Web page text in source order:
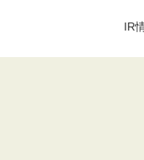
IR
ご